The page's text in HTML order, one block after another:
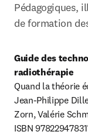
Pédagogiques,
de formation
Guide des
radiothérapie
Quand la théorie
Jean-Philippe
Zorn, Valérie
ISBN